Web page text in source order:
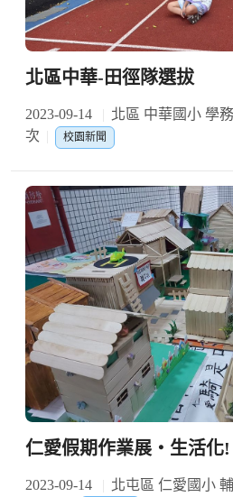
北區中華-田徑隊選拔
2023-09-14 北區 中華國小 學
次
校園新聞
仁愛假期作業展‧生活化!
2023-09-14 北屯區 仁愛國小